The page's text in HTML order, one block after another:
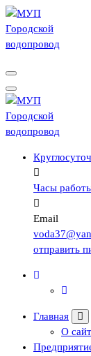
Перейти
к
содержимому
г.Вичуга,
г.Вичуга,
Часы
Email
отправить
Главная
О